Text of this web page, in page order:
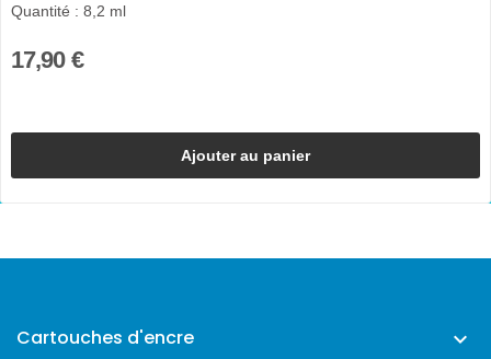
Quantité : 8,2 ml
17,90 €
Ajouter au panier
Cartouches d'encre 